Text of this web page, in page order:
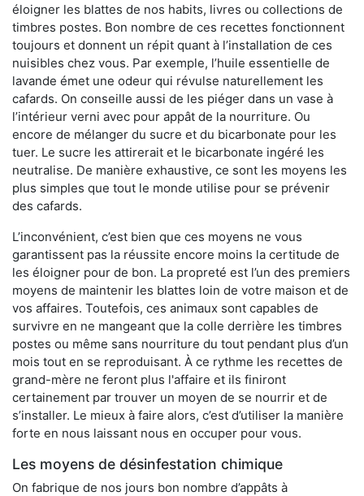
éloigner les blattes de nos habits, livres ou collections de
timbres postes. Bon nombre de ces recettes fonctionnent
toujours et donnent un répit quant à l’installation de ces
nuisibles chez vous. Par exemple, l’huile essentielle de
lavande émet une odeur qui révulse naturellement les
cafards. On conseille aussi de les piéger dans un vase à
l’intérieur verni avec pour appât de la nourriture. Ou
encore de mélanger du sucre et du bicarbonate pour les
tuer. Le sucre les attirerait et le bicarbonate ingéré les
neutralise. De manière exhaustive, ce sont les moyens les
plus simples que tout le monde utilise pour se prévenir
des cafards.
L’inconvénient, c’est bien que ces moyens ne vous
garantissent pas la réussite encore moins la certitude de
les éloigner pour de bon. La propreté est l’un des premiers
moyens de maintenir les blattes loin de votre maison et de
vos affaires. Toutefois, ces animaux sont capables de
survivre en ne mangeant que la colle derrière les timbres
postes ou même sans nourriture du tout pendant plus d’un
mois tout en se reproduisant. À ce rythme les recettes de
grand-mère ne feront plus l'affaire et ils finiront
certainement par trouver un moyen de se nourrir et de
s’installer. Le mieux à faire alors, c’est d’utiliser la manière
forte en nous laissant nous en occuper pour vous.
Les moyens de désinfestation chimique
On fabrique de nos jours bon nombre d’appâts à